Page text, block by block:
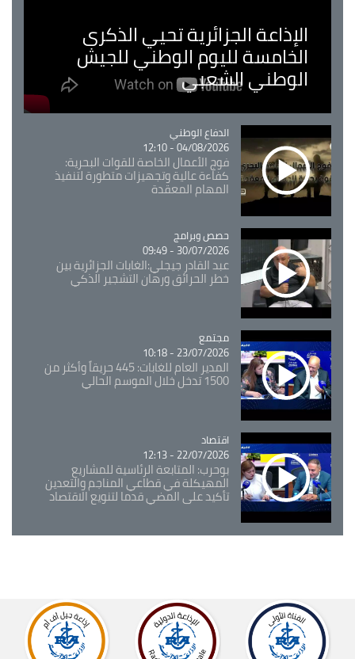
الإذاعة الجزائرية تحيي الذكرى
الخامسة لليوم الوطني للجيش
الوطني الشعبي
Catégorie
الدفاع الوطني
04/08/2026 - 12:10
فوج الأعمال الخاصة للقوات البحرية:
كفاءة عالية وتجهيزات متطورة لتنفيذ
المهام المعقدة
Catégorie
حصص وبرامج
30/07/2026 - 09:49
عبد القادر جيجلي:الغابات الجزائرية بين
خطر الحرائق ورهان التشجير الذكي
Catégorie
مجتمع
23/07/2026 - 10:18
المدير العام للغابات: 445 حريقاً وأكثر من
1500 تدخل خلال الموسم الحالي
Catégorie
اقتصاد
22/07/2026 - 12:13
بوحرب: المتابعة الرئاسية للمشاريع
المهيكلة في قطاعي المناجم والتعدين
تأكيد على المضي قدما لتنويع الاقتصاد